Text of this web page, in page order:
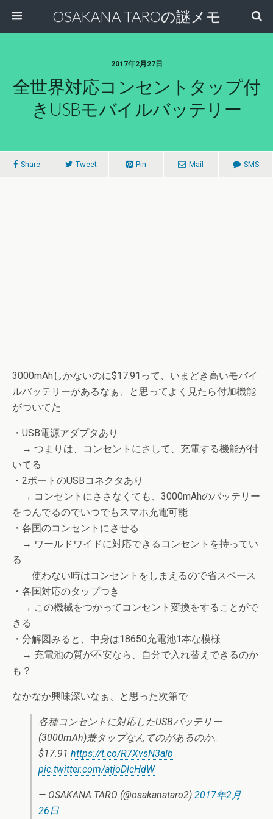
OSAKANA TAROの謎メモ
2017年2月27日
全世界対応コンセントタップ付
きUSBモバイルバッテリー
Share Tweet Pin Mail SMS
3000mAhしかないのに$17.91って、いまどき高いモバイ
ルバッテリーがあるなぁ、と思ってよく見たら付加機能
がついてた
・USB電源アダプタあり
→ つまりは、コンセントにさして、充電する機能が付
いてる
・2ポートのUSBコネクタあり
→ コンセントにささなくても、3000mAhのバッテリー
をつんでるのでいつでもスマホ充電可能
・各国のコンセントにさせる
→ ワールドワイドに対応できるコンセントを持ってい
る
使わない時はコンセントをしまえるので省スペース
・各国対応のタップつき
→ この機械をつかってコンセント変換をすることがで
きる
・分解図みると、中身は18650充電池1本な模様
→ 充電池の質が不安なら、自分で入れ替えできるのか
も？
なかなか興味深いなぁ、と思った次第で
各種コンセントに対応したUSBバッテリー
(3000mAh)兼タップなんてのがあるのか。
$17.91 https://t.co/R7XvsN3alb
pic.twitter.com/atjoDlcHdW
— OSAKANA TARO (@osakanataro2) 2017年2月
26日